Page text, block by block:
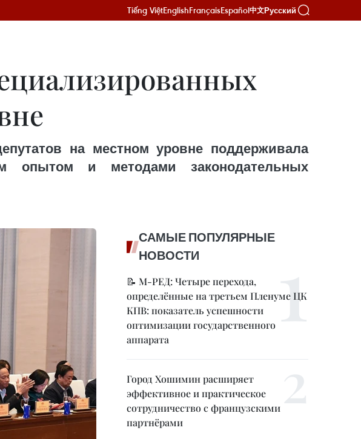
Tiếng ViệtEnglishFrançaisEspañol中文Русский
на местном уровне поддерживала
опытом и методами законодательных
САМЫЕ ПОПУЛЯРНЫЕ
НОВОСТИ
📝 М-РЕД: Четыре перехода,
определённые на третьем Пленуме ЦК
КПВ: показатель успешности
оптимизации государственного
аппарата
Город Хошимин расширяет
эффективное и практическое
сотрудничество с французскими
партнёрами